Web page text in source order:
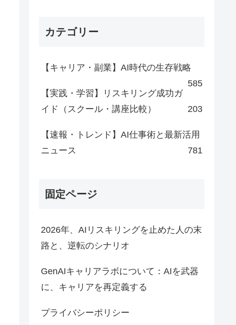
カテゴリー
【キャリア・副業】AI時代の生存戦略
585
【実践・学習】リスキリング成功ガ
イド（スクール・講座比較）
203
【速報・トレンド】AI仕事術と最新活用
ニュース
781
固定ページ
2026年、AIリスキリングを止めた人の末
路と、逆転のシナリオ
GenAIキャリアラボについて：AIを武器
に、キャリアを再定義する
プライバシーポリシー